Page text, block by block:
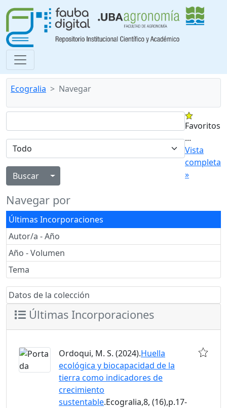
Ecogralia Navegar
Alternar menú desplegable
Favoritos
...
Vista
completa
»
Navegar por
Últimas Incorporaciones
Autor/a - Año
Año - Volumen
Tema
Datos de la colección
Últimas Incorporaciones
Ordoqui, M. S. (2024).Huella
ecológica y biocapacidad de la
tierra como indicadores de
crecimiento
sustentable.Ecogralia,8, (16),p.17-